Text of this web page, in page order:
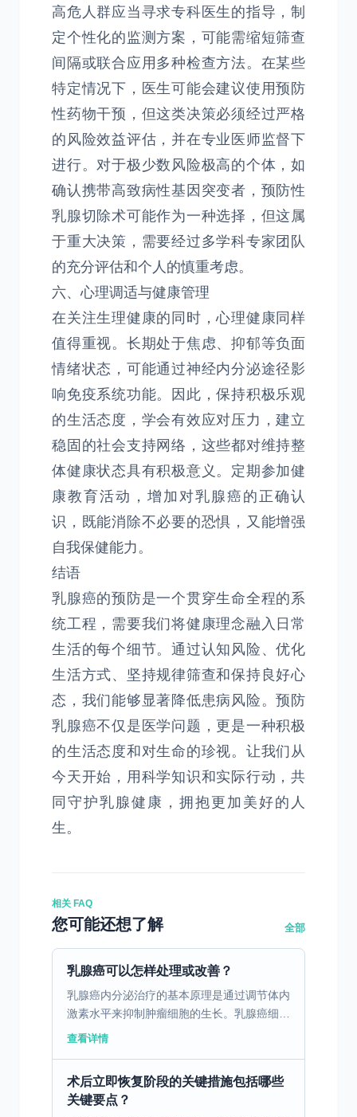
高危人群应当寻求专科医生的指导，制
定个性化的监测方案，可能需缩短筛查
间隔或联合应用多种检查方法。在某些
特定情况下，医生可能会建议使用预防
性药物干预，但这类决策必须经过严格
的风险效益评估，并在专业医师监督下
进行。对于极少数风险极高的个体，如
确认携带高致病性基因突变者，预防性
乳腺切除术可能作为一种选择，但这属
于重大决策，需要经过多学科专家团队
的充分评估和个人的慎重考虑。
六、心理调适与健康管理
在关注生理健康的同时，心理健康同样
值得重视。长期处于焦虑、抑郁等负面
情绪状态，可能通过神经内分泌途径影
响免疫系统功能。因此，保持积极乐观
的生活态度，学会有效应对压力，建立
稳固的社会支持网络，这些都对维持整
体健康状态具有积极意义。定期参加健
康教育活动，增加对乳腺癌的正确认
识，既能消除不必要的恐惧，又能增强
自我保健能力。
结语
乳腺癌的预防是一个贯穿生命全程的系
统工程，需要我们将健康理念融入日常
生活的每个细节。通过认知风险、优化
生活方式、坚持规律筛查和保持良好心
态，我们能够显著降低患病风险。预防
乳腺癌不仅是医学问题，更是一种积极
的生活态度和对生命的珍视。让我们从
今天开始，用科学知识和实际行动，共
同守护乳腺健康，拥抱更加美好的人
生。
相关 FAQ
您可能还想了解 全部
乳腺癌可以怎样处理或改善？
乳腺癌内分泌治疗的基本原理是通过调节体内
激素水平来抑制肿瘤细胞的生长。乳腺癌细胞
表面常有激素受体，如雌激素受体（ER）和
查看详情
术后立即恢复阶段的关键措施包括哪些
关键要点？